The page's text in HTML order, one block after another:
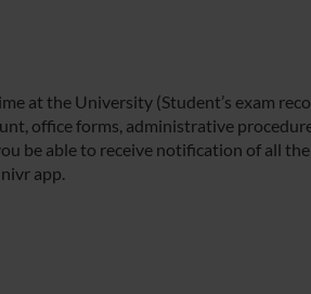
at the University (Student’s exam
office forms, administrative
be able to receive notification of all the
app.